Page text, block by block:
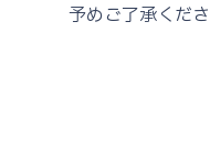
予めご了承くださ